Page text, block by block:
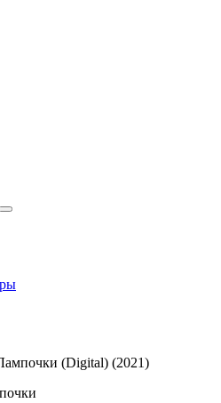
(Digital) (2021)